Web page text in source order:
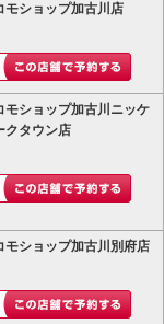
モショップ加古川店
モショップ加古川ニッケ
クタウン店
モショップ加古川別府店